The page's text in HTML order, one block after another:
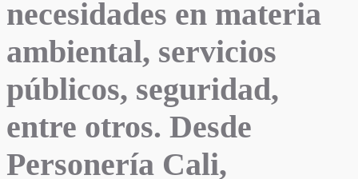
necesidades en materia
ambiental, servicios
públicos, seguridad,
entre otros. Desde
Personería Cali,